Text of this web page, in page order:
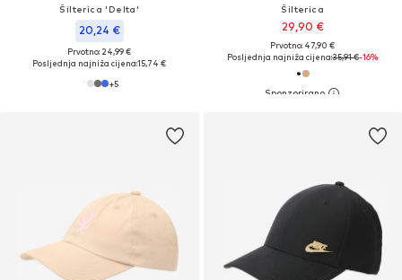
Šilterica 'Delta'
20,24 €
Prvotno: 24,99 €
Posljednja najniža cijena:15,74 €
+5
Šilterica
29,90 €
Prvotno: 47,90 €
Posljednja najniža cijena:35,91 €-16%